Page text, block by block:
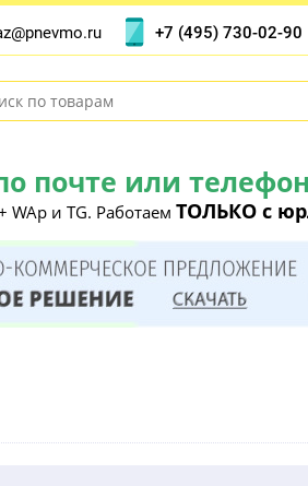
почте или
WAp и TG. Работаем ТОЛЬКО с
+7 (495) 730-02-90